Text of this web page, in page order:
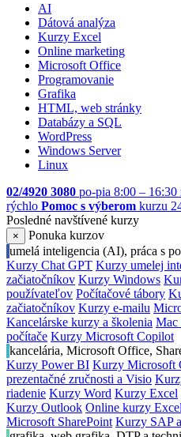
AI
Dátová analýza
Kurzy Excel
Online marketing
Microsoft Office
Programovanie
Grafika
HTML, web stránky
Databázy a SQL
WordPress
Windows Server
Linux
02/4920 3080 po-pia 8:00 – 16:30
rýchlo Pomoc s výberom kurzu
Posledné navštívené kurzy
×
Ponuka kurzov
umelá inteligencia (AI), práca s
Kurzy Chat GPT Kurzy umelej
začiatočníkov Kurzy Windows
používateľov Počítačové tábory
začiatočníkov Kurzy e-mailu
Kancelárske kurzy a školenia Mac
počítače Kurzy Microsoft Copilot
kancelária, Microsoft Office,
Kurzy Power BI Kurzy Microsoft
prezentačné zručnosti a Visio
riadenie Kurzy Word Kurzy Excel
Kurzy Outlook Online kurzy Excel
Microsoft SharePoint Kurzy SAP